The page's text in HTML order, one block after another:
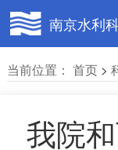
南京水利
当前位置： 首页>
我院